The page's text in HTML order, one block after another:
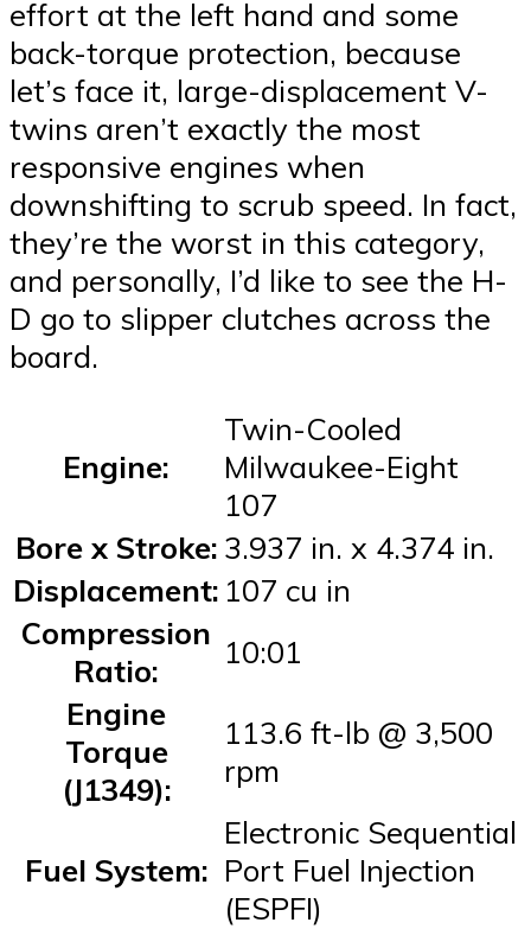
effort at the left hand and some
back-torque protection, because
let’s face it, large-displacement V-
twins aren’t exactly the most
responsive engines when
downshifting to scrub speed. In fact,
they’re the worst in this category,
and personally, I’d like to see the H-
D go to slipper clutches across the
board.
Engine:
Twin-Cooled
Milwaukee-Eight
107
Bore x Stroke: 3.937 in. x 4.374 in.
Displacement: 107 cu in
Compression
Ratio:
10:01
Engine
Torque
(J1349):
113.6 ft-lb @ 3,500
rpm
Fuel System:
Electronic Sequential
Port Fuel Injection
(ESPFI)